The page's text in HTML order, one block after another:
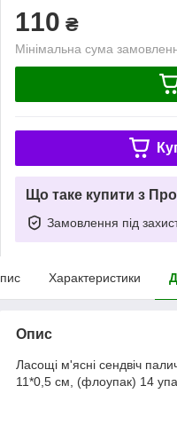
110 ₴
Мінімальна сума
Що таке купити з
Замовлення під
Характеристики
Опис
Ласощі м'ясні сендвіч
11*0,5 см, (флоупак) 14